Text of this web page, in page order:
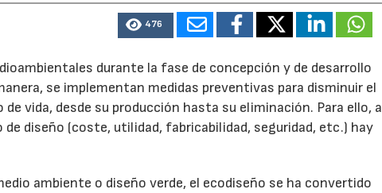
476
durante la fase de concepción y de desarrollo
se implementan medidas preventivas para disminuir el
vida, desde su producción hasta su eliminación. Para ello, a
diseño (coste, utilidad, fabricabilidad, seguridad, etc.) hay
ambiente o diseño verde, el ecodiseño se ha convertido